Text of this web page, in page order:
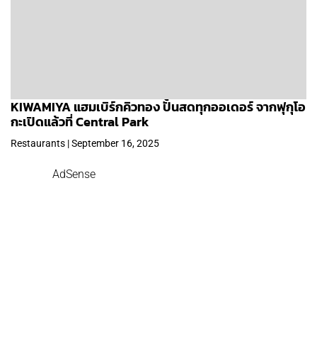
KIWAMIYA แฮมเบิร์กคิวทอง ปั้นสดทุกออเดอร์ จากฟุกุโอ
กะเปิดแล้วที่ Central Park
Restaurants | September 16, 2025
AdSense